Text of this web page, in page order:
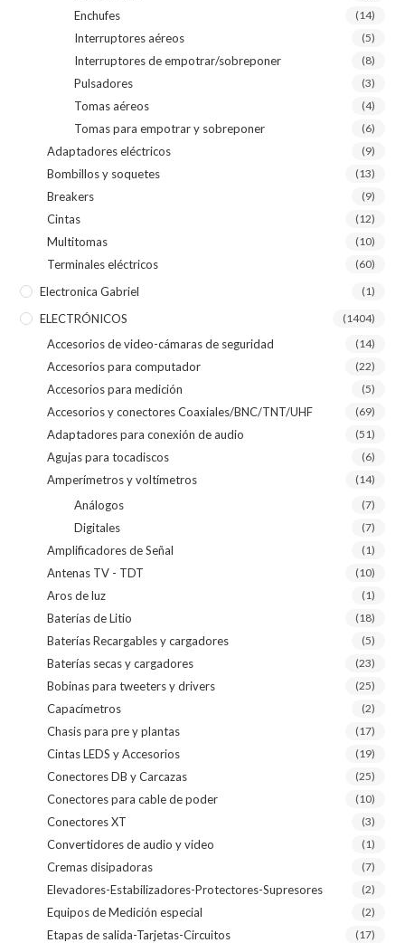
Enchufes (14)
Interruptores aéreos (5)
Interruptores de empotrar/sobreponer (8)
Pulsadores (3)
Tomas aéreos (4)
Tomas para empotrar y sobreponer (6)
Adaptadores eléctricos (9)
Bombillos y soquetes (13)
Breakers (9)
Cintas (12)
Multitomas (10)
Terminales eléctricos (60)
Electronica Gabriel (1)
ELECTRÓNICOS (1404)
Accesorios de video-cámaras de seguridad (14)
Accesorios para computador (22)
Accesorios para medición (5)
Accesorios y conectores Coaxiales/BNC/TNT/UHF (69)
Adaptadores para conexión de audio (51)
Agujas para tocadiscos (6)
Amperímetros y voltímetros (14)
Análogos (7)
Digitales (7)
Amplificadores de Señal (1)
Antenas TV - TDT (10)
Aros de luz (1)
Baterías de Litio (18)
Baterías Recargables y cargadores (5)
Baterías secas y cargadores (23)
Bobinas para tweeters y drivers (25)
Capacímetros (2)
Chasis para pre y plantas (17)
Cintas LEDS y Accesorios (19)
Conectores DB y Carcazas (25)
Conectores para cable de poder (10)
Conectores XT (3)
Convertidores de audio y video (1)
Cremas disipadoras (7)
Elevadores-Estabilizadores-Protectores-Supresores (2)
Equipos de Medición especial (2)
Etapas de salida-Tarjetas-Circuitos (17)